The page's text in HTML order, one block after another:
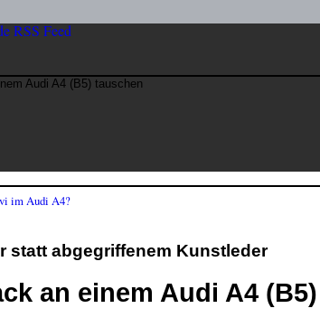
im Audi A4?
statt abgegriffenem Kunstleder
an einem Audi A4